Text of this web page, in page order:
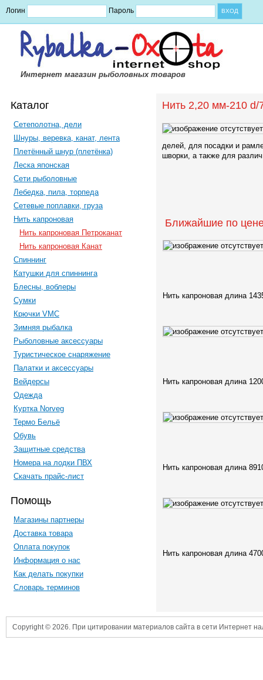
Логин Пароль
Интернет магазин рыболовных товаров
Каталог
Сетеполотна, дели
Шнуры, веревка, канат, лента
Плетённый шнур (плетёнка)
Леска японская
Сети рыболовные
Лебедка, пила, торпеда
Сетевые поплавки, груза
Нить капроновая
Нить капроновая Петроканат
Нить капроновая Канат
Спиннинг
Катушки для спиннинга
Блесны, воблеры
Сумки
Крючки VMC
Зимняя рыбалка
Рыболовные аксессуары
Туристическое снаряжение
Палатки и аксессуары
Вейдерсы
Одежда
Куртка Norveg
Термо Бельё
Обувь
Защитные средства
Номера на лодки ПВХ
Скачать прайс-лист
Помощь
Магазины партнеры
Доставка товара
Оплата покупок
Информация о нас
Как делать покупки
Словарь терминов
Нить 2,20 мм-210 d/
делей, для посадки и
шворки, а также для
Ближайшие по
Нить капроновая длина
Нить капроновая длина
Нить капроновая длина
Нить капроновая длина
Copyright © 2026. При цитировании материалов сайта в сети Интернет